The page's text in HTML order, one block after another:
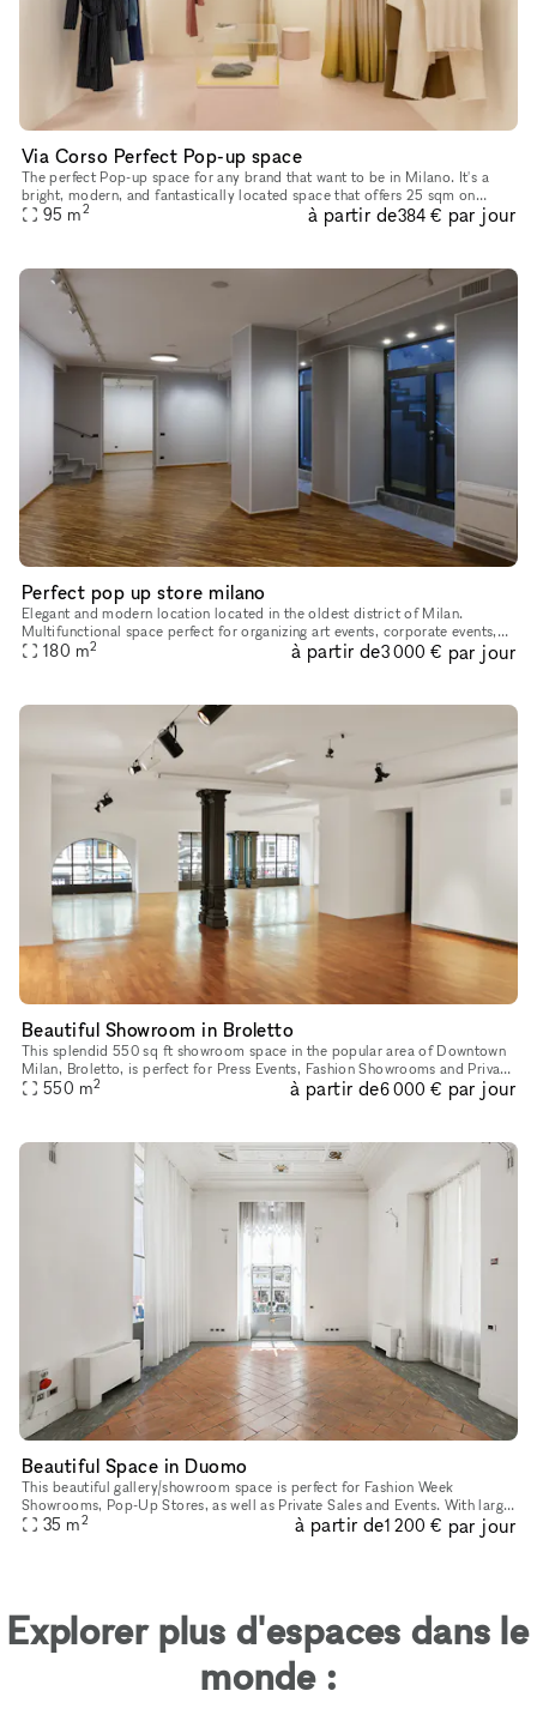
Via Corso Perfect Pop-up space
The perfect Pop-up space for any brand that want to be in Milano. It's a
bright, modern, and fantastically located space that offers 25 sqm on
street level with a great storefront and 70 sqm when you
95 m2 à partir de384 € par jour
Perfect pop up store milano
Elegant and modern location located in the oldest district of Milan.
Multifunctional space perfect for organizing art events, corporate events,
shootings, showrooms, temporary stores etc. The locatio
180 m2 à partir de3 000 € par jour
Beautiful Showroom in Broletto
This splendid 550 sq ft showroom space in the popular area of Downtown
Milan, Broletto, is perfect for Press Events, Fashion Showrooms and Private
Functions. The modern space has white walls, parque
550 m2 à partir de6 000 € par jour
Beautiful Space in Duomo
This beautiful gallery/showroom space is perfect for Fashion Week
Showrooms, Pop-Up Stores, as well as Private Sales and Events. With large
floor-to-ceiling windows facing a bustling street, this sp
35 m2 à partir de1 200 € par jour
Explorer plus d'espaces dans le
monde :